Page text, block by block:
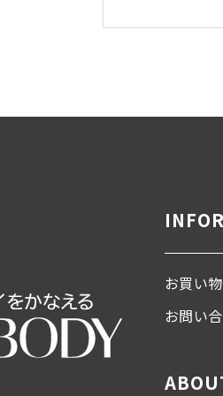
お買い
お問い